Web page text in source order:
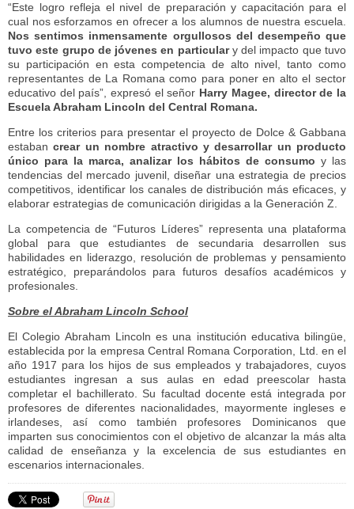
“Este logro refleja el nivel de preparación y capacitación para el
cual nos esforzamos en ofrecer a los alumnos de nuestra escuela.
Nos sentimos inmensamente orgullosos del desempeño que
tuvo este grupo de jóvenes en particulary del impacto que tuvo
su participación en esta competencia de alto nivel, tanto como
representantes de La Romana como para poner en alto el sector
educativo del país”, expresó el señor Harry Magee, director de la
Escuela Abraham Lincoln del Central Romana.
Entre los criterios para presentar el proyecto de Dolce & Gabbana
estabancrear un nombre atractivo y desarrollar un producto
único para la marca, analizar los hábitos de consumo y las
tendencias del mercado juvenil, diseñar una estrategia de precios
competitivos, identificar los canales de distribución más eficaces, y
elaborar estrategias de comunicación dirigidas a la Generación Z.
La competencia de “Futuros Líderes” representa una plataforma
global para que estudiantes de secundaria desarrollen sus
habilidades en liderazgo, resolución de problemas y pensamiento
estratégico, preparándolos para futuros desafíos académicos y
profesionales.
Sobre el Abraham Lincoln School
El Colegio Abraham Lincoln es una institución educativa bilingüe,
establecida por la empresa Central Romana Corporation, Ltd. en el
año 1917 para los hijos de sus empleados y trabajadores, cuyos
estudiantes ingresan a sus aulas en edad preescolar hasta
completar el bachillerato. Su facultad docente está integrada por
profesores de diferentes nacionalidades, mayormente ingleses e
irlandeses, así como también profesores Dominicanos que
imparten sus conocimientos con el objetivo de alcanzar la más alta
calidad de enseñanza y la excelencia de sus estudiantes en
escenarios internacionales.